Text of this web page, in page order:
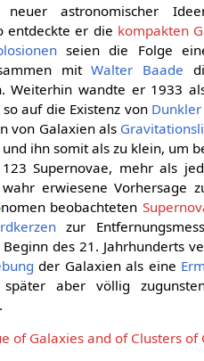
astronomischer
entdeckte er die kompakten
seien die Folge
mitWalter Baade
Weiterhin wandte er 1933
auf die Existenz von
von Galaxien als
ihn somit als zu klein, um
Supernovae, mehr als
erwiesene Vorhersage
beobachteten
zur
des 21. Jahrhunderts
der Galaxien als eine
aber völlig
of Galaxies and of Clusters of